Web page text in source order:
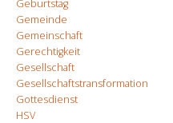
Geburtstag
Gemeinde
Gemeinschaft
Gerechtigkeit
Gesellschaft
Gesellschaftstransformation
Gottesdienst
HSV